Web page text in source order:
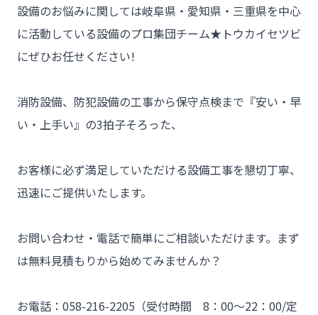
- HOME
- トウカイセツビについて
- トウカイセツビが選ばれる理由
- 不動産管理会社様・アパートマンションオーナー様
- お客様の声
- 施工事例
- 会社概要
設備のお悩みに関しては岐阜県・愛知県・三重県を中心
に活動している設備のプロ集団チーム★トウカイセツビ
にぜひお任せください!
消防設備、防犯設備の工事から保守点検まで『安い・早
い・上手い』の3拍子そろった、
お客様に必ず満足していただける設備工事を懇切丁寧、
迅速にご提供いたします。
お問い合わせ・電話で簡単にご相談いただけます。まず
は無料見積もりから始めてみませんか？
お電話：058-216-2205（受付時間　8：00～22：00/定